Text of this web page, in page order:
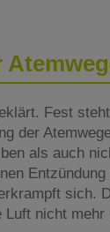
Fest
der
als auch
sich.
nicht